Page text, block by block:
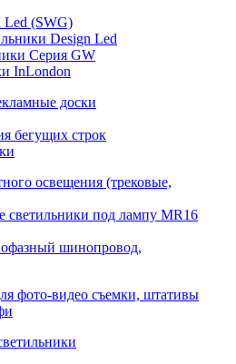
Led (SWG)
Design Led
Серия GW
InLondon
доски
бегущих строк
освещения (трековые,
светильники под лампу MR16
шинопровод,
фото-видео съемки, штативы